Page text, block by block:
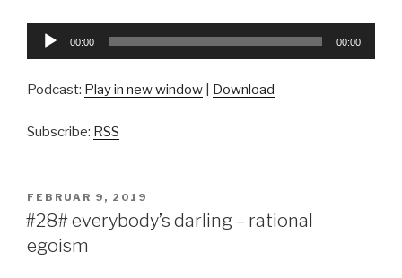
Audio-
00:00 00:00
Podcast: Play in new window Download
Subscribe: RSS
VERÖFFENTLICHT
AM
FEBRUAR 9, 2019
#28# everybody’s darling – rational
egoism